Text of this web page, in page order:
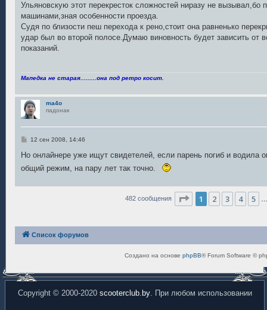
Ульяновскую этот перекресток сложностей ниразу не вызывал,бо
машинами,зная особенности проезда.
Судя по близости пеш перехода к рено,стоит она равненько
удар был во второй полосе.Думаю виновность будет зависить от
показаний.
Мапедка не старая.........она под ретро косит.
ma4o
падонак
С
о
щ
12 сен 2008, 14:46
Но онлайнере уже ищут свидетелей, если парень погиб и водила
общий режим, на пару лет так точно.
482 сообщения Страница из 33
1 2 3 4 5
Список форумов
Создано на основе phpBB® Forum Software ©
Copyright © 2000-2020 scooterclub.by. При любом использовании